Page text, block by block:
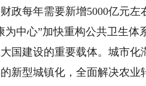
政每年需要新增5000亿元
为中心”加快重构公共卫生
国建设的重要载体。城市
新型城镇化，全面解决农